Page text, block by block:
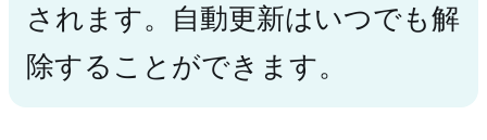
されます。自動更新はいつでも解
除することができます。